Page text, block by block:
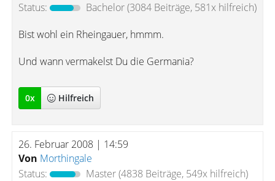
Status:
Bachelor(3084 Beiträge, 581x hilfreich)
Bist wohl ein Rheingauer, hmmm.
Und wann vermakelst Du die Germania?
0x Hilfreich
26. Februar 2008 | 14:59
Von Morthingale
Status:
Master(4838 Beiträge, 549x hilfreich)